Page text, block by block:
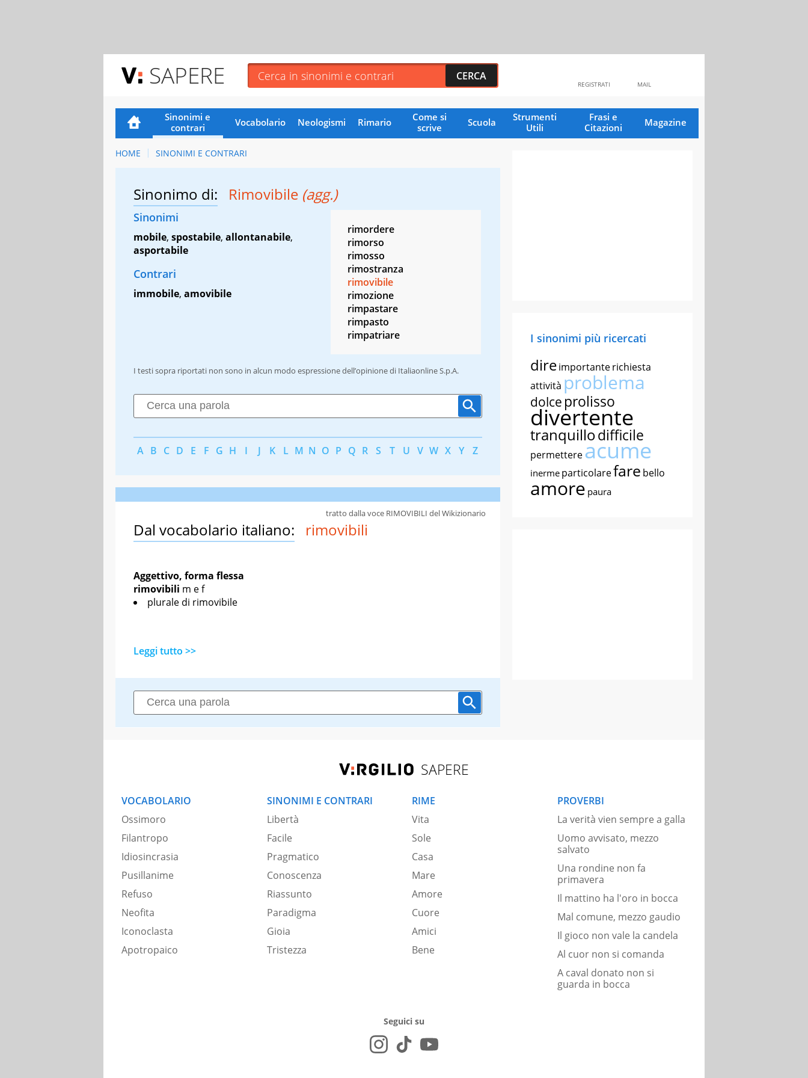
SAPERE MAIL
REGISTRATI
Sinonimi e
contrari
Vocabolario Neologismi Rimario
Come si
scrive
Scuola
Strumenti
Utili
Frasi e
Citazioni
Magazine
HOME SINONIMI E CONTRARI
Sinonimo di: Rimovibile (agg.)
Sinonimi
mobile, spostabile, allontanabile,
asportabile
Contrari
immobile, amovibile
rimordere
rimorso
rimosso
rimostranza
rimovibile
rimozione
rimpastare
rimpasto
rimpatriare
I testi sopra riportati non sono in alcun modo espressione dell’opinione di Italiaonline S.p.A.
A B C D E F G H I J K L M N O P Q R S T U V W X Y Z
Dal vocabolario italiano: rimovibili
Aggettivo, forma flessa
rimovibili m ef
plurale di rimovibile
Leggi tutto >>
tratto dalla voce RIMOVIBILI del Wikizionario
I sinonimi più ricercati
direimportanterichiesta
attività problema
dolce prolisso
divertente
tranquillodifficile
permettereacume
inerme particolarefare bello
amore paura
SAPERE
VOCABOLARIO
Ossimoro
Filantropo
Idiosincrasia
Pusillanime
Refuso
Neofita
Iconoclasta
Apotropaico
SINONIMI E CONTRARI
Libertà
Facile
Pragmatico
Conoscenza
Riassunto
Paradigma
Gioia
Tristezza
RIME
Vita
Sole
Casa
Mare
Amore
Cuore
Amici
Bene
PROVERBI
La verità vien sempre a galla
Uomo avvisato, mezzo
salvato
Una rondine non fa
primavera
Il mattino ha l'oro in bocca
Mal comune, mezzo gaudio
Il gioco non vale la candela
Al cuor non si comanda
A caval donato non si
guarda in bocca
Seguici su